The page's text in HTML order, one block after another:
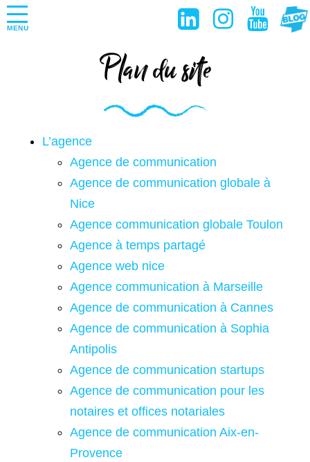
MENU
Plan du site
L’agence
Agence de communication
Agence de communication globale à
Nice
Agence communication globale Toulon
Agence à temps partagé
Agence web nice
Agence communication à Marseille
Agence de communication à Cannes
Agence de communication à Sophia
Antipolis
Agence de communication startups
Agence de communication pour les
notaires et offices notariales
Agence de communication Aix-en-
Provence